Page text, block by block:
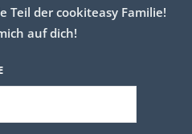
Teil der cookiteasy Familie!
auf dich!